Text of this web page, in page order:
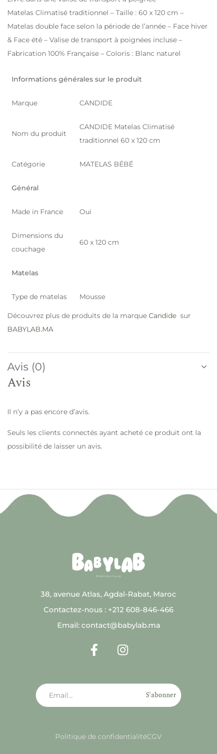
Matelas Climatisé traditionnel – Taille : 60 x 120 cm –
Matelas double face selon la période de l’année – Face hiver
& Face été – Valise de transport à poignées incluse –
Fabrication 100% Française – Coloris : Blanc naturel
Informations générales sur le produit
Marque CANDIDE
Nom du produit
CANDIDE Matelas Climatisé
traditionnel 60 x 120 cm
Catégorie MATELAS BÉBÉ
Général
Made in France Oui
Dimensions du
couchage
60 x 120 cm
Matelas
Type de matelas Mousse
Découvrez plus de produits de la marque Candide sur
BABYLAB.MA
Avis (0)
Avis
Il n’y a pas encore d’avis.
Seuls les clients connectés ayant acheté ce produit ont la
possibilité de laisser un avis.
38, avenue Atlas, Agdal-Rabat, Maroc
Contactez-nous : +212 608-846-466
Email: contact@babylab.ma
S'abonner
Politique de confidentialitéCGV